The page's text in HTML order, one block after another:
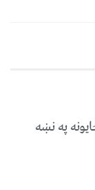
په نښه